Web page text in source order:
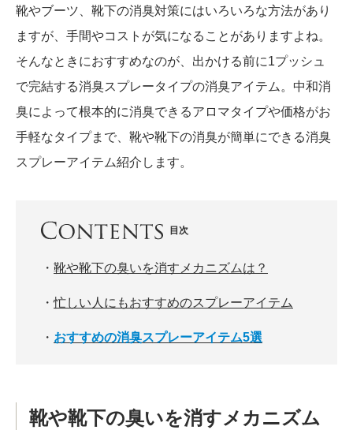
靴やブーツ、靴下の消臭対策にはいろいろな方法があり
ますが、手間やコストが気になることがありますよね。
そんなときにおすすめなのが、出かける前に1プッシュ
で完結する消臭スプレータイプの消臭アイテム。中和消
臭によって根本的に消臭できるアロマタイプや価格がお
手軽なタイプまで、靴や靴下の消臭が簡単にできる消臭
スプレーアイテム紹介します。
目次
・ 靴や靴下の臭いを消すメカニズムは？
・忙しい人にもおすすめのスプレーアイテム
・ おすすめの消臭スプレーアイテム5選
靴や靴下の臭いを消すメカニズム